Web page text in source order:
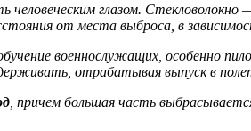
человеческим глазом.
от места выброса, в
военнослужащих, особенно
отрабатывая выпуск в
, причем большая часть